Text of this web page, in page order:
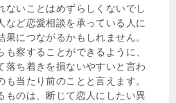
ないことはめずらしくないでし
など恋愛相談を承っている人に
につながるかもしれません。
察することができるように、
落ち着きを損ないやすいと言わ
当たり前のことと言えます。
ものは、断じて恋人にしたい異